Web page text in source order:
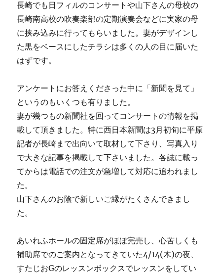
長崎でも日フィルのコンサートや山下さんの母校の
長崎南高校の吹奏楽部の定期演奏会などに実家の母
に挟み込みに行ってもらいました。妻がデザインし
た黒をベースにしたチラシは多くの人の目に届いた
はずです。
アンケートにお答えくださった中に「新聞を見て」
というのもいくつも有りました。
妻が幾つもの新聞社を回ってコンサートの情報を掲
載して頂きました。特に西日本新聞は3月初旬に平原
記者が長崎まで出向いて取材して下さり、写真入り
で大きな記事を掲載して下さいました。各誌に載っ
てからは電話での注文が急増して対応に追われまし
た。
山下さんのお陰で新しいご縁がたくさんできまし
た。
あいれふホールの固定席がほぼ完売し、心苦しくも
補助席でのご案内となってきていた4/14(木)の夜、
すたじおGのレッスンボックスでレッスンをしてい